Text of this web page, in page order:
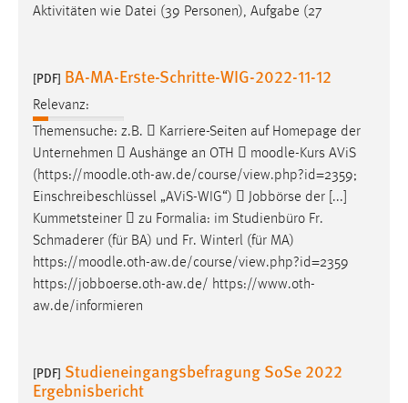
Aktivitäten wie Datei (39 Personen), Aufgabe (27
[PDF] BA-MA-Erste-Schritte-WIG-2022-11-12
Relevanz:
Themensuche: z.B.  Karriere-Seiten auf Homepage der
Unternehmen  Aushänge an OTH  moodle-Kurs AViS
(https://moodle.oth-aw.de/course/view.php?id=2359;
Einschreibeschlüssel „AViS-WIG“)  Jobbörse der [...]
Kummetsteiner  zu Formalia: im Studienbüro Fr.
Schmaderer (für BA) und Fr. Winterl (für MA)
https://moodle.oth-aw.de/course/view.php?id=2359
https://jobboerse.oth-aw.de/ https://www.oth-
aw.de/informieren
[PDF] Studieneingangsbefragung SoSe 2022
Ergebnisbericht